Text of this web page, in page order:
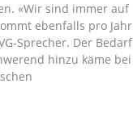
«Wir sind immer auf
ebenfalls pro Jahr
Sprecher. Der Bedarf
hinzu käme bei